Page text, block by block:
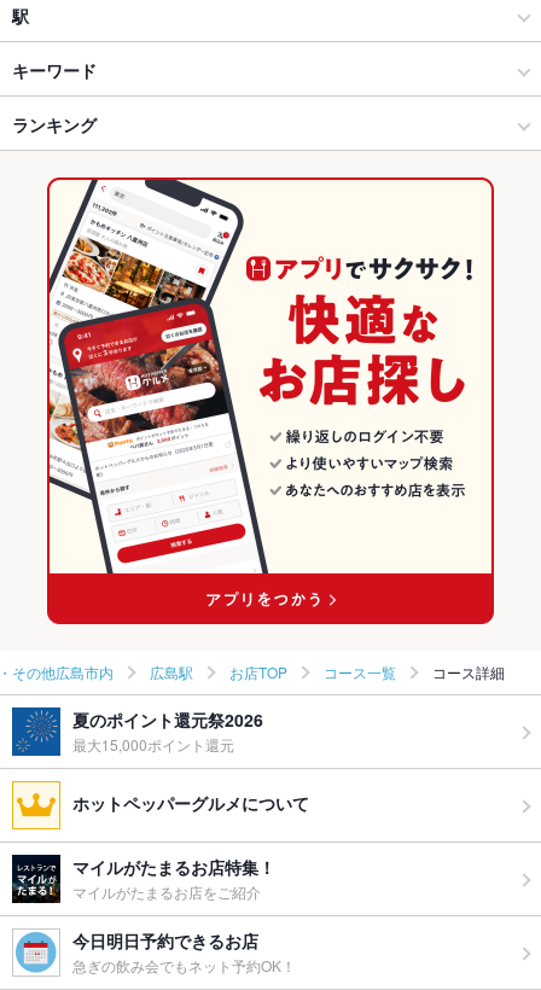
フレンチ
広島駅・横川・その他広島市内 × イタリアン・フレンチ
広島駅・横川・その他広島市内 × フレンチ
広島駅 × イタリアン・フレンチ
広島駅 × フレンチ
居酒屋
洋・和洋・各国料理・その他
広島駅・横川・その他広島市内 × 居酒屋
広島駅・横川・その他広島市内 × 洋・和洋・各国料理・その他
広島駅 × 居酒屋
広島駅 × 洋・和洋・各国料理・その他
広島駅
広島駅 × イタリアン・フレンチ
広島駅 × フレンチ
広島駅 × 居酒屋
広島駅 × 洋・和洋・各国料理・その他
広島 × イタリアン・フレンチ
広島 × フレンチ
広島 × 居酒屋
広島 × 洋・和洋・各国料理・その他
駅
白島駅
広島駅
キーワード
エビ料理 シチュー
生春巻き ケーキ デザート
ランキング
広島のグルメランキング
広島のイタリアン・フレンチランキング
広島のフレンチランキング
広島駅・横川・その他広島市内のグルメランキング
広島駅・横川・その他広島市内のイタリアン・フレンチランキン
広島駅・横川・その他広島市内のフレンチランキング
広島駅のグルメランキング
広島駅のイタリアン・フレンチランキング
その他広島市内 広島駅 お店TOP コース一覧 コース詳細
夏のポイント還元祭2026
最大15,000ポイント還元
ホットペッパーグルメについて
マイルがたまるお店特集！
マイルがたまるお店をご紹介
今日明日予約できるお店
急ぎの飲み会でもネット予約OK！